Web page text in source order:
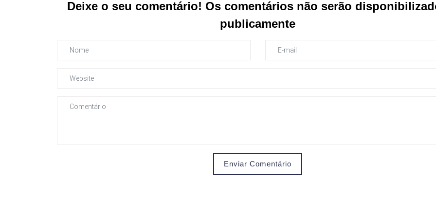
Deixe o seu comentário! Os comentários não serão
publicamente
Enviar Comentário